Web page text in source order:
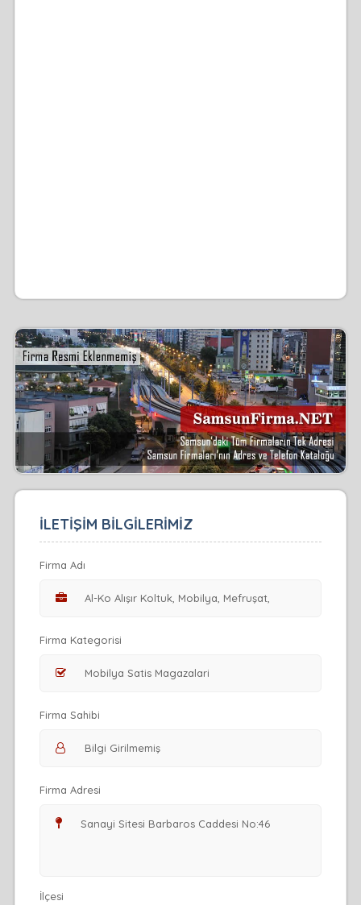
İLETİŞİM BİLGİLERİMİZ
Firma Adı
Firma Kategorisi
Firma Sahibi
Firma Adresi
İlçesi